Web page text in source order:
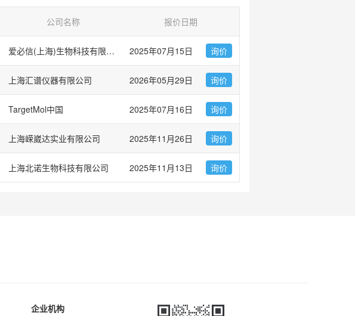
公司名称 报价日期
爱必信(上海)生物科技有限公司 2025年07月15日 询价
上海汇谱仪器有限公司 2026年05月29日 询价
TargetMol中国 2025年07月16日 询价
上海嵘崴达实业有限公司 2025年11月26日 询价
上海北诺生物科技有限公司 2025年11月13日 询价
企业机构